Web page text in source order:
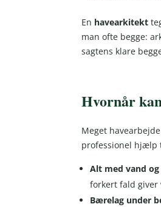
En havearkitekt
man ofte begge:
sagtens klare
Hvornår
Meget
professionel hjælp
Alt med vand
forkert fald giver
Bærelag under